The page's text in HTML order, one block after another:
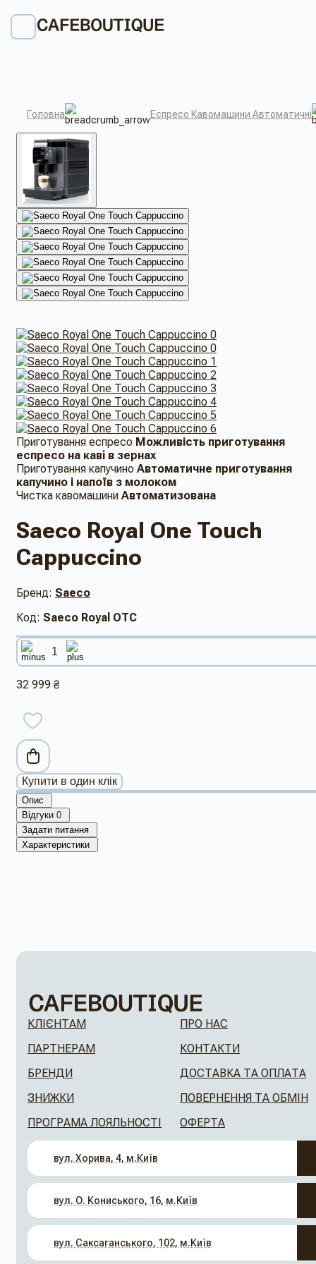
Головна Еспресо Кавомашини Автоматичні
Приготування еспресо Можливість приготування
еспресо на кавi в зернах
Приготування капучино Автоматичне приготування
капучино і напоїв з молоком
Чистка кавомашини Автоматизована
Saeco Royal One Touch
Cappuccino
Бренд: Saeco
Код: Saeco Royal OTC
32 999 ₴
Купити в один клік
Опис
Відгуки 0
Задати питання
Характеристики
КЛІЄНТАМ
ПАРТНЕРАМ
БРЕНДИ
ЗНИЖКИ
ПРОГРАМА ЛОЯЛЬНОСТІ
ПРО НАС
КОНТАКТИ
ДОСТАВКА ТА ОПЛАТА
ПОВЕРНЕННЯ ТА ОБМІН
ОФЕРТА
вул. Хорива, 4, м.Київ
вул. О. Кониського, 16, м.Київ
вул. Саксаганського, 102, м.Київ